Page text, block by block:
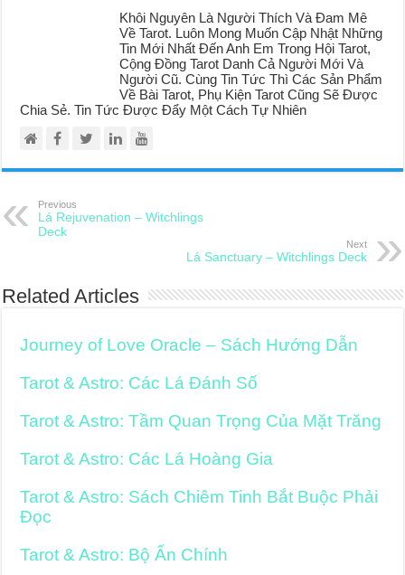
Khôi Nguyên Là Người Thích Và Đam Mê
Về Tarot. Luôn Mong Muốn Cập Nhật Những
Tin Mới Nhất Đến Anh Em Trong Hội Tarot,
Cộng Đồng Tarot Danh Cả Người Mới Và
Người Cũ. Cùng Tin Tức Thì Các Sản Phẩm
Về Bài Tarot, Phụ Kiện Tarot Cũng Sẽ Được
Chia Sẻ. Tin Tức Được Đẩy Một Cách Tự Nhiên
Previous
Lá Rejuvenation – Witchlings
Deck
Next
Lá Sanctuary – Witchlings Deck
Related Articles
Journey of Love Oracle – Sách Hướng Dẫn
Tarot & Astro: Các Lá Đánh Số
Tarot & Astro: Tầm Quan Trọng Của Mặt Trăng
Tarot & Astro: Các Lá Hoàng Gia
Tarot & Astro: Sách Chiêm Tinh Bắt Buộc Phải
Đọc
Tarot & Astro: Bộ Ẩn Chính